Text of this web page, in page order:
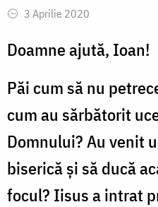
3 Aprilie 2020
Doamne ajută, Ioan!
Păi cum să nu
cum au sărbătorit
Domnului? Au venit
biserică și să ducă
focul? Iisus a intrat